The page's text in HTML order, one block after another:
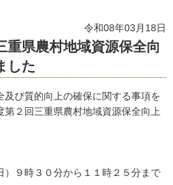
令和08年03月18日
重県農村地域資源保全向
した
び質的向上の確保に関する事項を
２回三重県農村地域資源保全向上
９時３０分から１１時２５分まで